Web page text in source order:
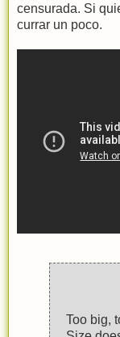
censurada. Si
currar un poco.
Too big,